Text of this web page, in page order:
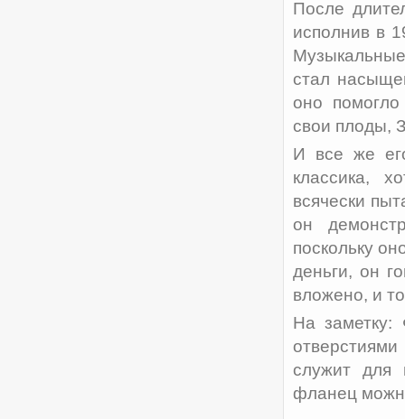
После
исполнив в
стал
оно
свои плоды,
И все же
классика,
всячески
он
поскольку
деньги, он
вложено, и
На заметку:
служит для
фланец